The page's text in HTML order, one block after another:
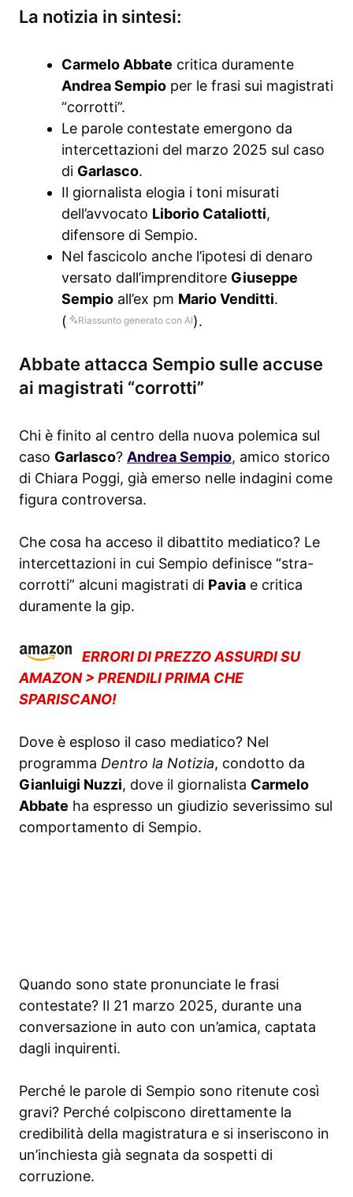
La notizia in sintesi:
Carmelo Abbate critica duramente
Andrea Sempio per le frasi sui magistrati
“corrotti”.
Le parole contestate emergono da
intercettazioni del marzo 2025 sul caso
di Garlasco.
Il giornalista elogia i toni misurati
dell’avvocato Liborio Cataliotti,
difensore di Sempio.
Nel fascicolo anche l’ipotesi di denaro
versato dall’imprenditore Giuseppe
Sempio all’ex pm Mario Venditti.
(
Riassunto generato con AI).
Abbate attacca Sempio sulle accuse
ai magistrati “corrotti”
Chi è finito al centro della nuova polemica sul
caso Garlasco? Andrea Sempio, amico storico
di Chiara Poggi, già emerso nelle indagini come
figura controversa.
Che cosa ha acceso il dibattito mediatico? Le
intercettazioni in cui Sempio definisce “stra-
corrotti” alcuni magistrati di Pavia e critica
duramente la gip.
ERRORI DI PREZZO ASSURDI SU
AMAZON > PRENDILI PRIMA CHE
SPARISCANO!
Dove è esploso il caso mediatico? Nel
programma Dentro la Notizia, condotto da
Gianluigi Nuzzi, dove il giornalista Carmelo
Abbate ha espresso un giudizio severissimo sul
comportamento di Sempio.
Quando sono state pronunciate le frasi
contestate? Il 21 marzo 2025, durante una
conversazione in auto con un’amica, captata
dagli inquirenti.
Perché le parole di Sempio sono ritenute così
gravi? Perché colpiscono direttamente la
credibilità della magistratura e si inseriscono in
un’inchiesta già segnata da sospetti di
corruzione.